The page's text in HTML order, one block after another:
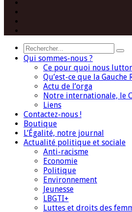
Search
Qui sommes-nous ?
Ce pour quoi nous
Qu’est-ce que la
Actu de l’orga
Notre internationale, le
Liens
Contactez-nous !
Boutique
L’Égalité, notre journal
Actualité politique et sociale
Anti-racisme
Economie
Politique
Environnement
Jeunesse
LBGTI+
Luttes et droits des